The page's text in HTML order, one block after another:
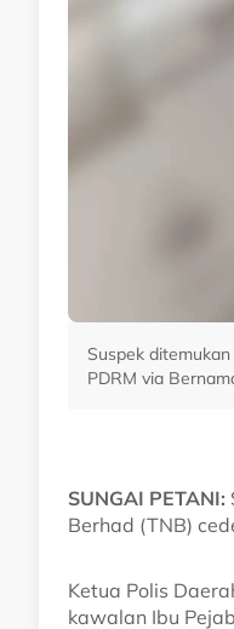
Suspek
PDRM via
SUNGAI PETANI:
Berhad (TNB)
Ketua Polis
kawalan Ibu